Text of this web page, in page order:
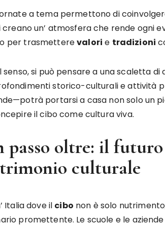
a tema permettono di
creano un’ atmosfera che rende ogni
per trasmetterevalori e tradizioni
senso, si può pensare a una scaletta
storico-culturali e attività
portarsi a casa non solo un
il cibo come cultura viva.
passo oltre: il
culturale
Italia dove il cibo non è solo
promettente. Le scuole e le